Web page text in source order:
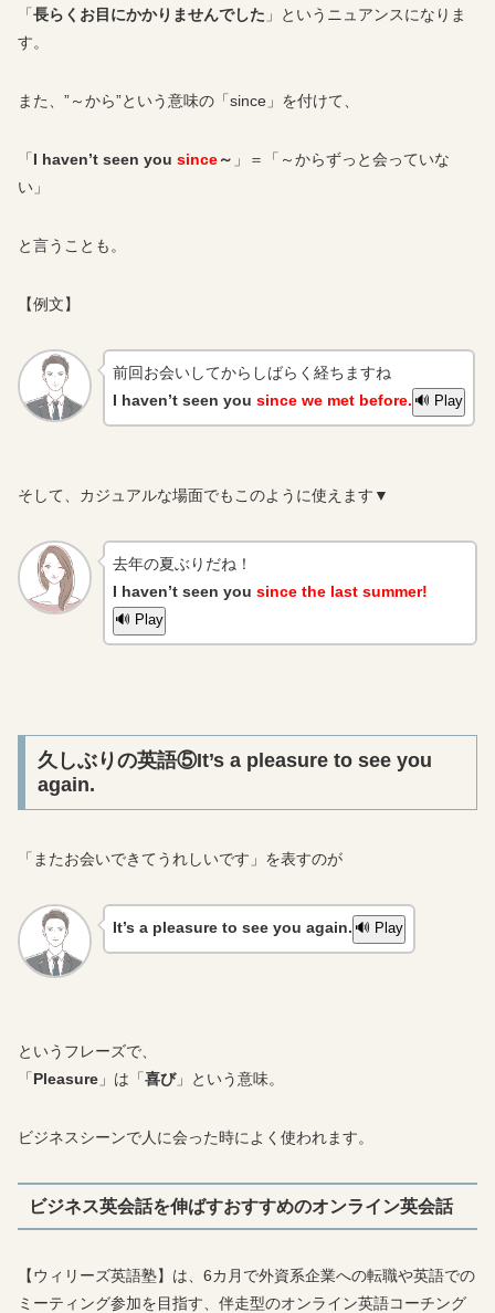
「長らくお目にかかりませんでした 」というニュアンスになりま
す。
また、”～から”という意味の「since」を付けて、
「I haven’t seen you since～ 」＝「～からずっと会っていな
い」
と言うことも。
【例文】
前回お会いしてからしばらく経ちますね
I haven’t seen you since we met before. 🔊 Play
そして、カジュアルな場面でもこのように使えます▼
去年の夏ぶりだね！
I haven’t seen you since the last summer!
🔊 Play
久しぶりの英語⑤It’s a pleasure to see you
again.
「またお会いできてうれしいです」を表すのが
It’s a pleasure to see you again. 🔊 Play
というフレーズで、
「Pleasure 」は「喜び」という意味。
ビジネスシーンで人に会った時によく使われます。
ビジネス英会話を伸ばすおすすめのオンライン英会話
【ウィリーズ英語塾】は、6カ月で外資系企業への転職や英語での
ミーティング参加を目指す、伴走型のオンライン英語コーチング